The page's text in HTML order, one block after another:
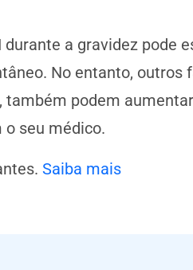
a gravidez pode
No entanto, outros
podem
seu médico.
Saiba mais